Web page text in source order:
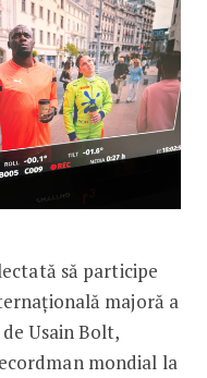
să participe
majoră a
Usain Bolt,
mondial la